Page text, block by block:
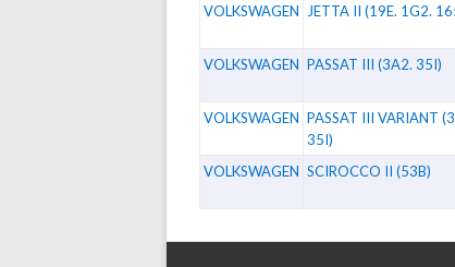
VOLKSWAGEN JETTA II (19E. 1G2.
VOLKSWAGEN PASSAT III (3A2. 35I)
VOLKSWAGEN PASSAT III VARIANT
35I)
VOLKSWAGEN SCIROCCO II (53B)